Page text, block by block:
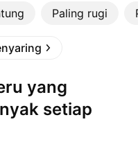
Paling rugi
setiap